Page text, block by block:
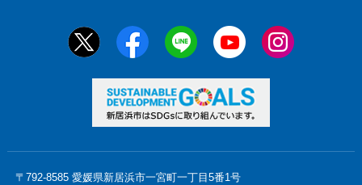
〒792-8585 愛媛県新居浜市一宮町一丁目5番1号